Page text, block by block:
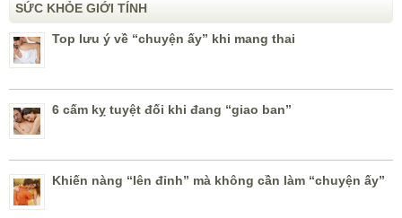
SỨC KHỎE GIỚI TÍNH
Top lưu ý về “chuyện ấy” khi mang thai
6 cấm kỵ tuyệt đối khi đang “giao ban”
Khiến nàng “lên đỉnh” mà không cần làm “chuyện ấy”